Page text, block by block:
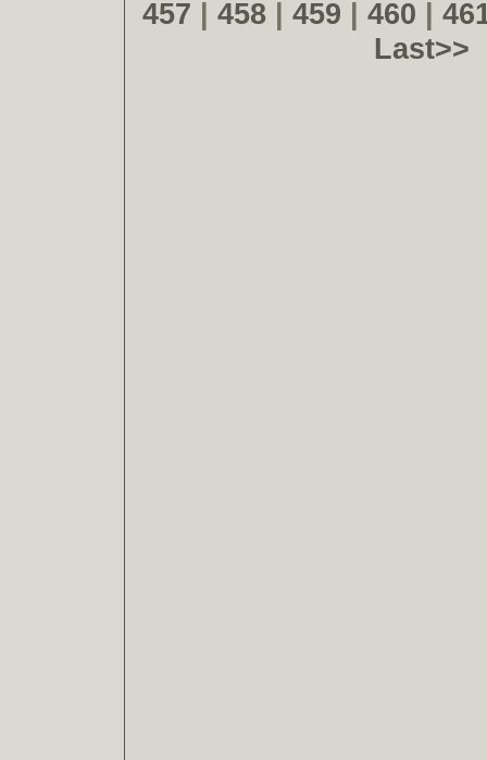
457 | 458 | 459 | 460 |
Last>>